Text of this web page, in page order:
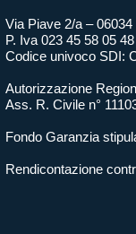
Via Piave 2/a –
P. Iva 023 45 58 05 48
Codice univoco SDI:
Autorizzazione
Ass. R. Civile n°
Fondo Garanzia
Rendicontazione